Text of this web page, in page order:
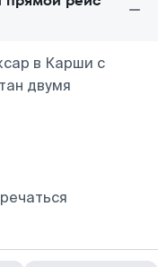
в Карши с
двумя